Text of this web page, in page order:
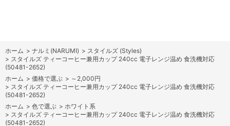
ホーム > ナルミ(NARUMI) > スタイルズ (Styles)
> スタイルズ ティーコーヒー兼用カップ 240cc 電子レンジ温め 食洗機対応
(50481-2652)
ホーム > 価格で選ぶ > ～2,000円
> スタイルズ ティーコーヒー兼用カップ 240cc 電子レンジ温め 食洗機対応
(50481-2652)
ホーム > 色で選ぶ > ホワイト系
> スタイルズ ティーコーヒー兼用カップ 240cc 電子レンジ温め 食洗機対応
(50481-2652)